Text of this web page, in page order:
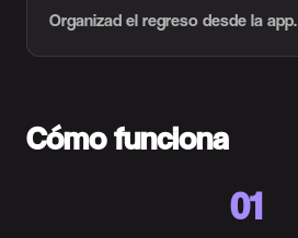
Organizad el regreso desde la app.
Cómo funciona
01